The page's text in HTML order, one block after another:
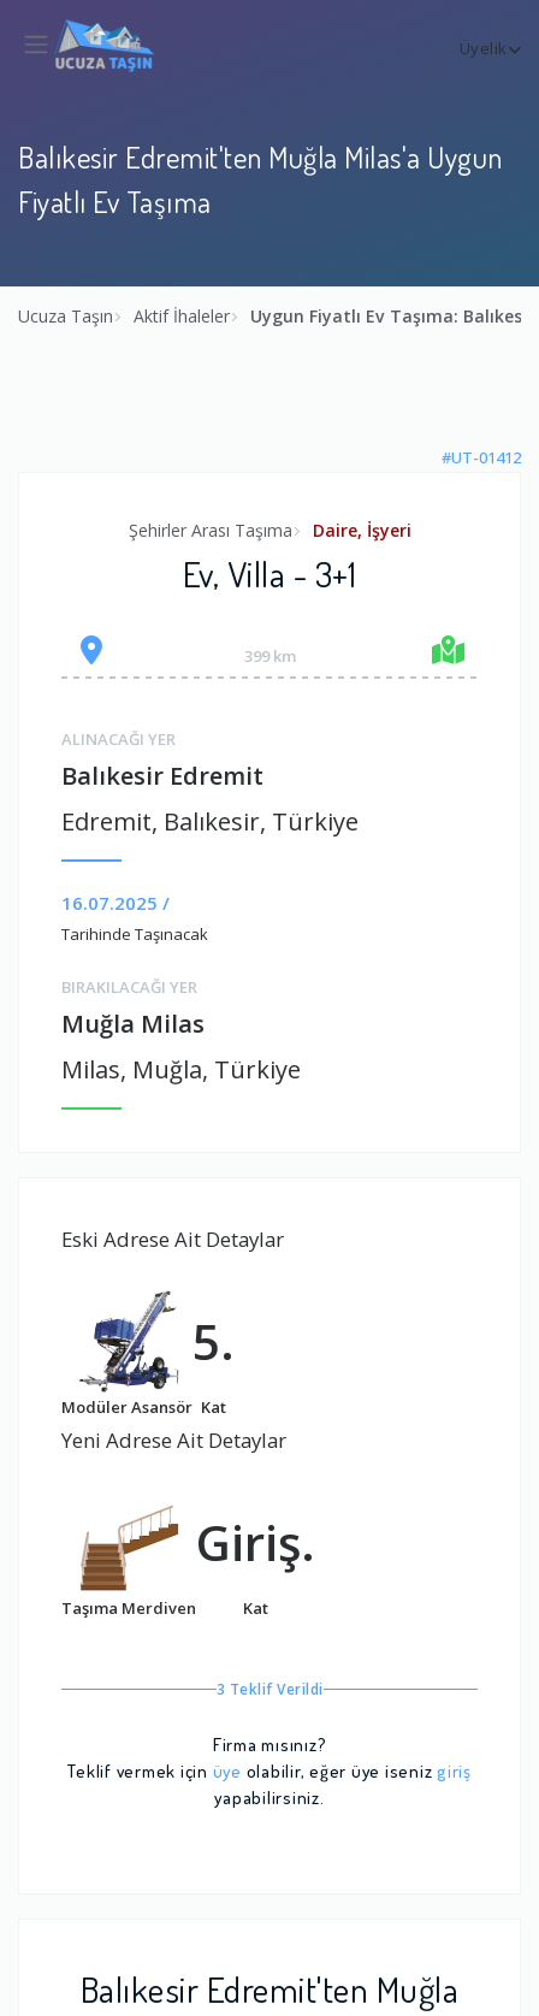
Üyelik
Balıkesir Edremit'ten Muğla Milas'a Uygun
Fiyatlı Ev Taşıma
Ucuza Taşın Aktif İhaleler Uygun Fiyatlı Ev Taşıma:
#UT-01412
Şehirler Arası Taşıma Daire, İşyeri
Ev, Villa - 3+1
399 km
ALINACAĞI YER
Balıkesir Edremit
Edremit, Balıkesir, Türkiye
16.07.2025 /
Tarihinde Taşınacak
BIRAKILACAĞI YER
Muğla Milas
Milas, Muğla, Türkiye
Eski Adrese Ait Detaylar
Modüler Asansör
5.
Kat
Yeni Adrese Ait Detaylar
Taşıma Merdiven
Giriş.
Kat
3 Teklif Verildi
Firma mısınız?
Teklif vermek için üye olabilir, eğer üye iseniz giriş
yapabilirsiniz.
Balıkesir Edremit'ten Muğla